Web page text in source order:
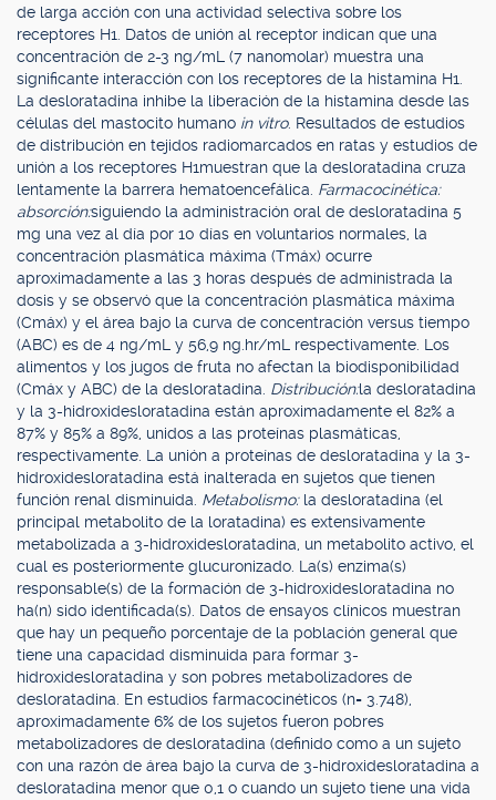
de larga acción con una actividad selectiva sobre los
receptores H1. Datos de unión al receptor indican que una
concentración de 2-3 ng/mL (7 nanomolar) muestra una
significante interacción con los receptores de la histamina H1.
La desloratadina inhibe la liberación de la histamina desde las
células del mastocito humano in vitro. Resultados de estudios
de distribución en tejidos radiomarcados en ratas y estudios de
unión a los receptores H1muestran que la desloratadina cruza
lentamente la barrera hematoencefálica. Farmacocinética:
absorción:siguiendo la administración oral de desloratadina 5
mg una vez al día por 10 días en voluntarios normales, la
concentración plasmática máxima (Tmáx) ocurre
aproximadamente a las 3 horas después de administrada la
dosis y se observó que la concentración plasmática máxima
(Cmáx) y el área bajo la curva de concentración versus tiempo
(ABC) es de 4 ng/mL y 56,9 ng.hr/mL respectivamente. Los
alimentos y los jugos de fruta no afectan la biodisponibilidad
(Cmáx y ABC) de la desloratadina. Distribución:la desloratadina
y la 3-hidroxidesloratadina están aproximadamente el 82% a
87% y 85% a 89%, unidos a las proteínas plasmáticas,
respectivamente. La unión a proteínas de desloratadina y la 3-
hidroxidesloratadina está inalterada en sujetos que tienen
función renal disminuida. Metabolismo: la desloratadina (el
principal metabolito de la loratadina) es extensivamente
metabolizada a 3-hidroxidesloratadina, un metabolito activo, el
cual es posteriormente glucuronizado. La(s) enzima(s)
responsable(s) de la formación de 3-hidroxidesloratadina no
ha(n) sido identificada(s). Datos de ensayos clínicos muestran
que hay un pequeño porcentaje de la población general que
tiene una capacidad disminuida para formar 3-
hidroxidesloratadina y son pobres metabolizadores de
desloratadina. En estudios farmacocinéticos (n= 3.748),
aproximadamente 6% de los sujetos fueron pobres
metabolizadores de desloratadina (definido como a un sujeto
con una razón de área bajo la curva de 3-hidroxidesloratadina a
desloratadina menor que 0,1 o cuando un sujeto tiene una vida